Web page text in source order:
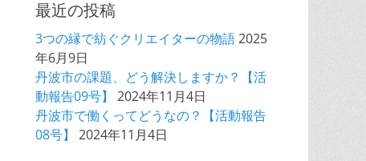
最近の投稿
3つの縁で紡ぐクリエイターの物語2025
年6月9日
丹波市の課題、どう解決しますか？【活
動報告09号】
2024年11月4日
丹波市で働くってどうなの？【活動報告
08号】
2024年11月4日